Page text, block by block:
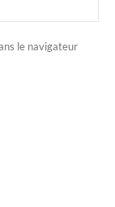
le navigateur